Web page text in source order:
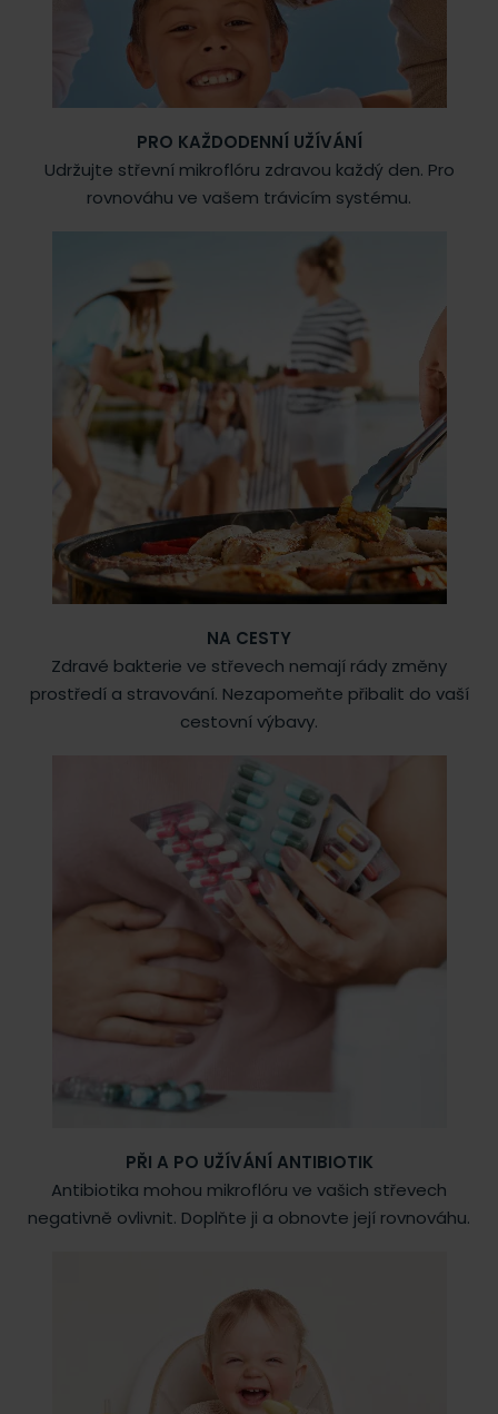
PRO KAŽDODENNÍ UŽÍVÁNÍ
Udržujte střevní mikroflóru zdravou každý den. Pro
rovnováhu ve vašem trávicím systému.
NA CESTY
Zdravé bakterie ve střevech nemají rády změny
prostředí a stravování. Nezapomeňte přibalit do vaší
cestovní výbavy.
PŘI A PO UŽÍVÁNÍ ANTIBIOTIK
Antibiotika mohou mikroflóru ve vašich střevech
negativně ovlivnit. Doplňte ji a obnovte její rovnováhu.